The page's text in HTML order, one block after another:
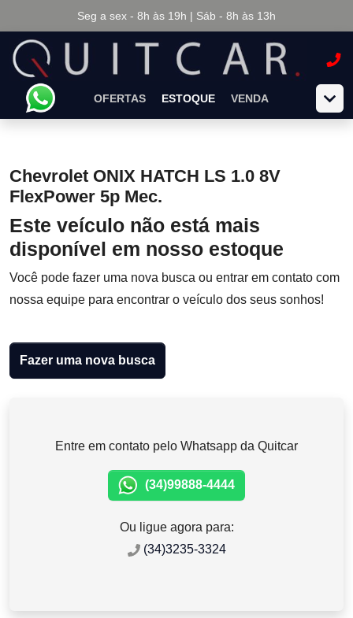
Seg a sex - 8h às 19h | Sáb - 8h às 13h
OFERTAS ESTOQUE VENDA
Chevrolet ONIX HATCH LS 1.0 8V
FlexPower 5p Mec.
Este veículo não está mais
disponível em nosso estoque
Você pode fazer uma nova busca ou entrar em contato com
nossa equipe para encontrar o veículo dos seus sonhos!
Fazer uma nova busca
Entre em contato pelo Whatsapp da Quitcar
(34)99888-4444
Ou ligue agora para:
(34)3235-3324